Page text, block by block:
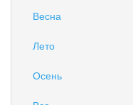
Весна
Лето
Осень